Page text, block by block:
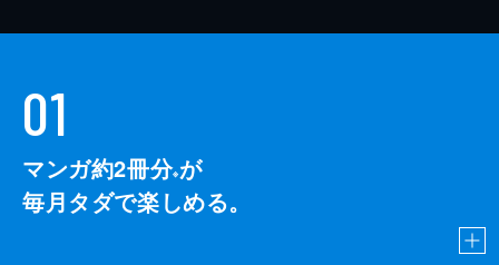
01
マンガ約2冊分※が
毎月タダで楽しめる。